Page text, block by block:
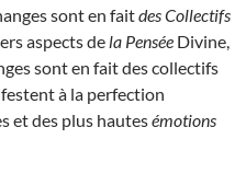
sont en faitdes Collectifs
aspects de la Pensée Divine,
sont en fait des collectifs
à la perfection
et des plus hautesémotions